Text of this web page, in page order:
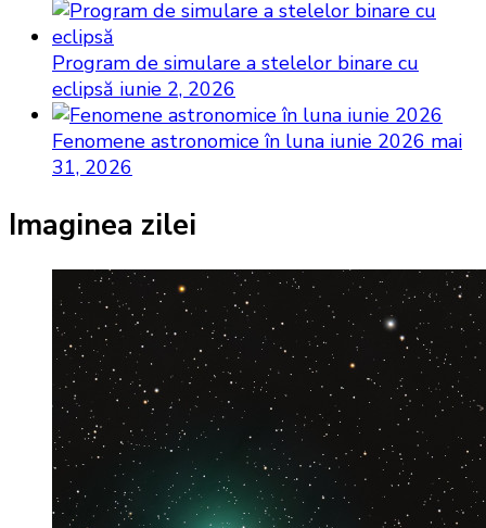
Program de simulare a stelelor binare cu
eclipsă iunie 2, 2026
Fenomene astronomice în luna iunie 2026 mai
31, 2026
Imaginea zilei